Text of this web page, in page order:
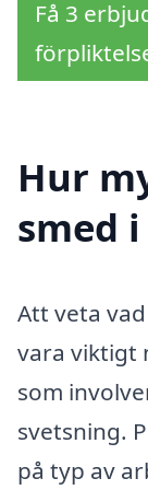
Få 3
Hur
smed
Att veta
vara viktigt
som
svetsning.
på typ av